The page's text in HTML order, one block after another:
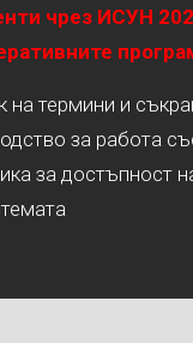
чрез ИСУН
на термини и
за работа
за достъпност